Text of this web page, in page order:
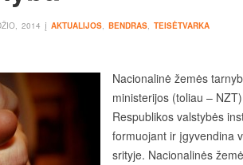
2014 į AKTUALIJOS, BENDRAS, TEISĖTVARKA
Nacionalinė žemės
ministerijos (toliau –
Respublikos valstybės
formuojant ir įgyvendina
srityje. Nacionalinės